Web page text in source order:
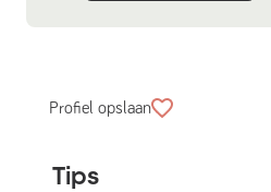
Profiel opslaan
Tips